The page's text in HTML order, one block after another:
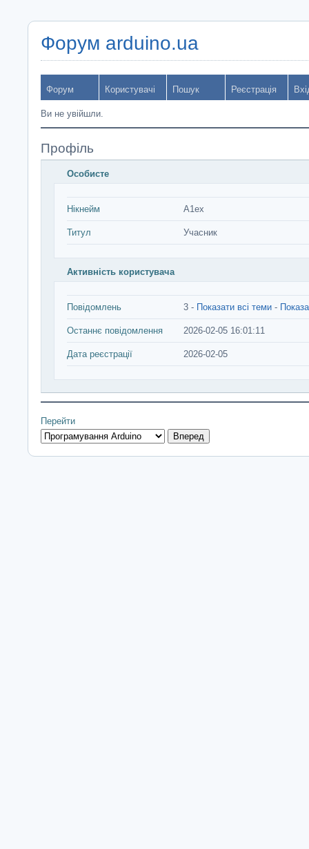
Форум arduino.ua
Форум Користувачі Пошук Реєстрація
Ви не увійшли.
Профіль
Особисте
Нікнейм A1ex
Титул Учасник
Активність користувача
Повідомлень 3 - Показати всі теми -
Останнє повідомлення 2026-02-05 16:01:11
Дата реєстрації 2026-02-05
Перейти